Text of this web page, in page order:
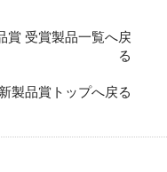
賞 受賞製品一覧へ戻
る
製品賞トップへ戻る